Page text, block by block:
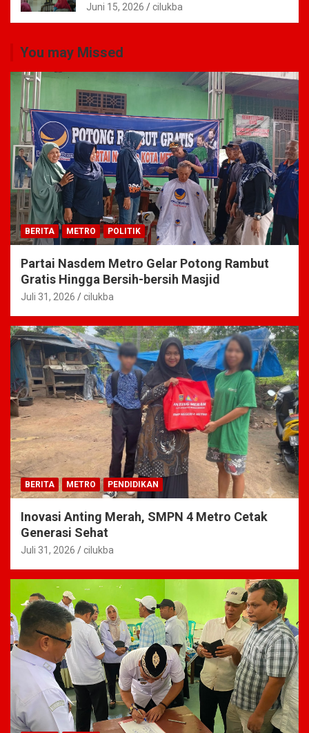
Juni 15, 2026 cilukba
You may Missed
BERITA METRO POLITIK
Partai Nasdem Metro Gelar Potong Rambut
Gratis Hingga Bersih-bersih Masjid
Juli 31, 2026 cilukba
BERITA METRO PENDIDIKAN
Inovasi Anting Merah, SMPN 4 Metro Cetak
Generasi Sehat
Juli 31, 2026 cilukba